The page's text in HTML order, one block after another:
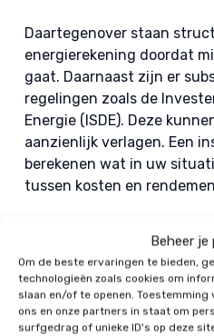
Beheer je
Om de beste ervaringen te bieden,
technologieën zoals cookies om
slaan en/of te openen.
ons en onze partners in staat om
surfgedrag of unieke ID's op deze
Daartegenover staan
energierekening doordat
gaat. Daarnaast zijn er
regelingen zoals de
Energie (ISDE). Deze
aanzienlijk verlagen. Een
berekenen wat in uw
tussen kosten en
Vragen over
ventilatie
een